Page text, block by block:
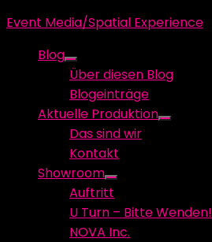
Event Media/Spatial Experience
Blog
Show
sub
menu
Über diesen Blog
Blogeinträge
Aktuelle Produktion
Show
Das sind wir
Kontakt
Showroom
Show
sub
menu
Auftritt
U Turn – Bitte Wenden!
NOVA Inc.